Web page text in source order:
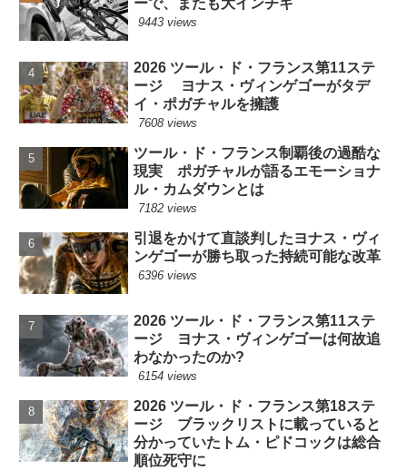
ーで、またも大インチキ
9443 views
2026 ツール・ド・フランス第11ステ
ージ ヨナス・ヴィンゲゴーがタデ
イ・ポガチャルを擁護
7608 views
ツール・ド・フランス制覇後の過酷な
現実 ポガチャルが語るエモーショナ
ル・カムダウンとは
7182 views
引退をかけて直談判したヨナス・ヴィ
ンゲゴーが勝ち取った持続可能な改革
6396 views
2026 ツール・ド・フランス第11ステ
ージ ヨナス・ヴィンゲゴーは何故追
わなかったのか?
6154 views
2026 ツール・ド・フランス第18ステ
ージ ブラックリストに載っていると
分かっていたトム・ピドコックは総合
順位死守に